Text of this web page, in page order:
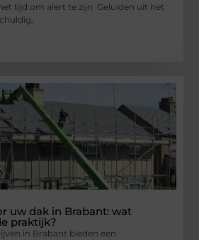
tijd om alert te zijn. Geluiden uit het
uw dak in Brabant: wat
praktijk?
in Brabant bieden een